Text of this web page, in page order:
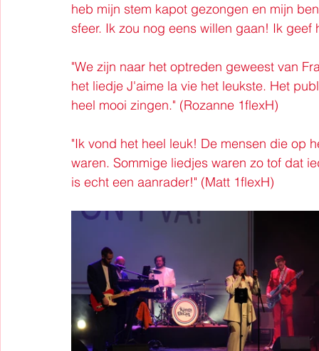
heb mijn stem kapot gezongen en mijn
sfeer. Ik zou nog eens willen gaan! Ik geef
"We zijn naar het optreden geweest van
het liedje J'aime la vie het leukste. Het
heel mooi zingen." (Rozanne 1flexH)
"Ik vond het heel leuk! De mensen die op
waren. Sommige liedjes waren zo tof dat
is echt een aanrader!" (Matt 1flexH)